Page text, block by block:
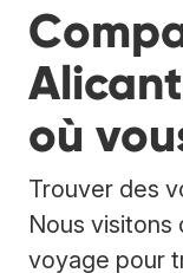
où
Trouver des
Nous visitons
voyage pour